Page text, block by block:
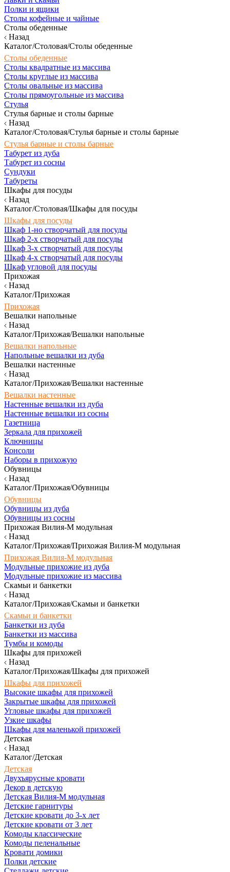
Полки и ящики
Столы кофейные и чайные
Столы обеденные
Назад
Каталог/Столовая/Столы обеденные
Столы обеденные
Столы квадратные из массива
Столы круглые из массива
Столы овальные из массива
Столы прямоугольные из массива
Стулья
Стулья барные и столы барные
Назад
Каталог/Столовая/Стулья барные и столы барные
Стулья барные и столы барные
Табурет из дуба
Табурет из сосны
Сундуки
Табуреты
Шкафы для посуды
Назад
Каталог/Столовая/Шкафы для посуды
Шкафы для посуды
Шкаф 1-но створчатый для посуды
Шкаф 2-х створчатый для посуды
Шкаф 3-х створчатый для посуды
Шкаф 4-х створчатый для посуды
Шкаф угловой для посуды
Прихожая
Назад
Каталог/Прихожая
Прихожая
Вешалки напольные
Назад
Каталог/Прихожая/Вешалки напольные
Вешалки напольные
Напольные вешалки из дуба
Вешалки настенные
Назад
Каталог/Прихожая/Вешалки настенные
Вешалки настенные
Настенные вешалки из дуба
Настенные вешалки из сосны
Газетница
Зеркала для прихожей
Ключницы
Консоли
Наборы в прихожую
Обувницы
Назад
Каталог/Прихожая/Обувницы
Обувницы
Обувницы из дуба
Обувницы из сосны
Прихожая Вилия-М модульная
Назад
Каталог/Прихожая/Прихожая Вилия-М модульная
Прихожая Вилия-М модульная
Модульные прихожие из дуба
Модульные прихожие из массива
Скамьи и банкетки
Назад
Каталог/Прихожая/Скамьи и банкетки
Скамьи и банкетки
Банкетки из дуба
Банкетки из массива
Тумбы и комоды
Шкафы для прихожей
Назад
Каталог/Прихожая/Шкафы для прихожей
Шкафы для прихожей
Высокие шкафы для прихожей
Закрытые шкафы для прихожей
Угловые шкафы для прихожей
Узкие шкафы
Шкафы для маленькой прихожей
Детская
Назад
Каталог/Детская
Детская
Двухъярусные кровати
Декор в детскую
Детская Вилия-М модульная
Детские гарнитуры
Детские кровати до 3-х лет
Детские кровати от 3 лет
Комоды классические
Комоды пеленальные
Кровати домики
Полки детские